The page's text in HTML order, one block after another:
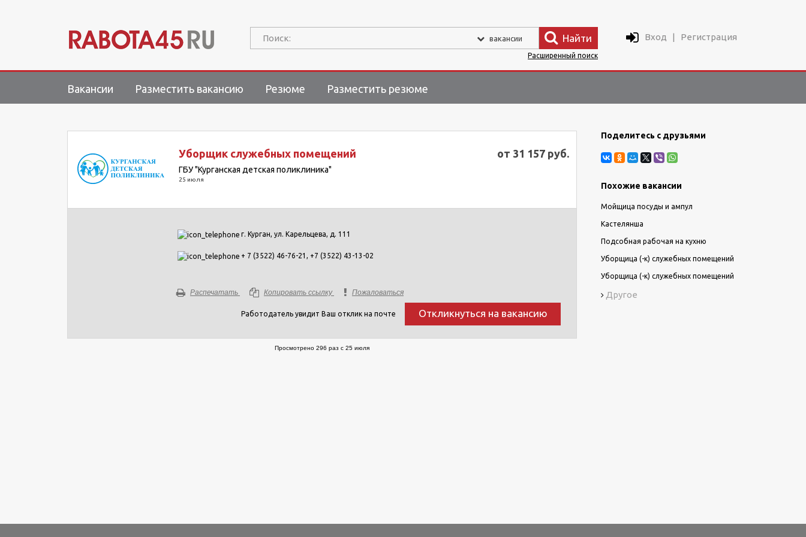
Поиск: вакансии Найти Вход | Регистрация
Расширенный поиск
Вакансии Разместить вакансию Резюме Разместить резюме
Уборщик служебных помещений от 31 157 руб.
ГБУ "Курганская детская поликлиника"
25 июля
г. Курган, ул. Карельцева, д. 111
+ 7 (3522) 46-76-21, +7 (3522) 43-13-02
Распечатать Копировать ссылку Пожаловаться
Работодатель увидит Ваш отклик на почте Откликнуться на вакансию
Просмотрено 296 раз с 25 июля
Поделитесь с друзьями
Похожие вакансии
Мойщица посуды и ампул
Кастелянша
Подсобная рабочая на кухню
Уборщица (-к) служебных помещений
Уборщица (-к) служебных помещений
Другое